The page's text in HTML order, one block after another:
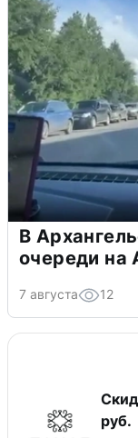
В
очереди на
7 августа 12
руб.